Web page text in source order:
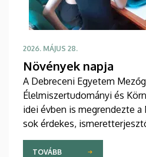
2026. MÁJUS 28.
Növények napja
A Debreceni Egyetem
Élelmiszertudományi és
idei évben is megrendezte
sok érdekes,
gazdagodhattak a látogatók.
TOVÁBB